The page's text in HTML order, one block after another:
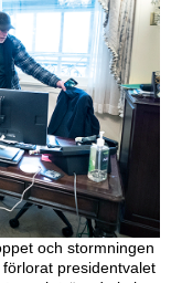
och stormningen
presidentvalet